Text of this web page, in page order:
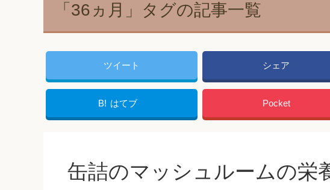
「36ヵ月」タグの記事一覧
ツイート シェア
B! はてブ Pocket
缶詰のマッシュルームの栄